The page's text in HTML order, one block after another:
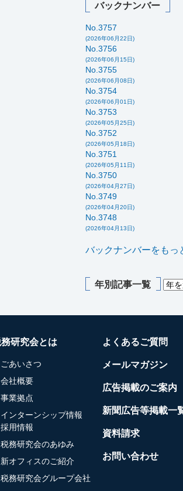
バックナンバー
No.3757
(2026年06月22日)
No.3756
(2026年06月15日)
No.3755
(2026年06月08日)
No.3754
(2026年06月01日)
No.3753
(2026年05月25日)
No.3752
(2026年05月18日)
No.3751
(2026年05月11日)
No.3750
(2026年04月27日)
No.3749
(2026年04月20日)
No.3748
(2026年04月13日)
バックナンバーをもっ
年別記事一覧
研究会とは
ごあいさつ
会社概要
事業拠点
インターンシップ情報
採用情報
税務研究会のあゆみ
新オフィスのご紹介
税務研究会グループ会社
よくあるご質問
メールマガジン
広告掲載のご案内
新聞広告等掲載一
資料請求
お問い合わせ